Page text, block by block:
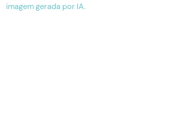
imagem gerada por IA.